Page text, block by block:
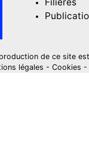
de ce site
légales - Cookies -